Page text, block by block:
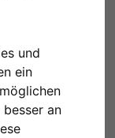
und
ein
besser an